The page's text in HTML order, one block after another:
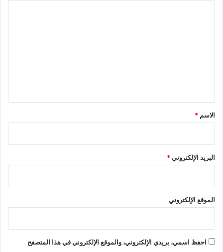
*
الاسم *
البريد الإلكتروني*
الموقع الإلكتروني
احفظ اسمي، بريدي الإلكتروني، والموقع الإلكتروني في هذا المتصفح